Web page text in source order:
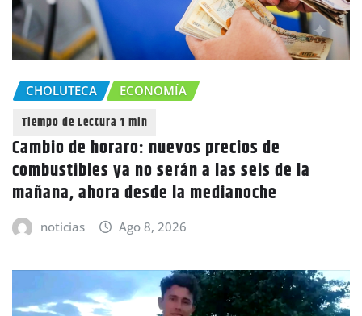
CHOLUTECA ECONOMÍA
Cambio de horaro: nuevos precios de
combustibles ya no serán a las seis de la
mañana, ahora desde la medianoche
noticias Ago 8, 2026